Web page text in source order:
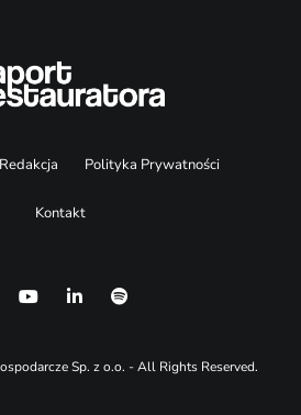
Redakcja Polityka Prywatności
Kontakt
Sp. z o.o. - All Rights Reserved.